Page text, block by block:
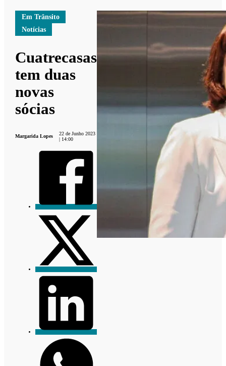
Em Trânsito
Notícias
Cuatrecasas
tem duas
novas
sócias
Margarida Lopes
22 de Junho 2023
| 14:00